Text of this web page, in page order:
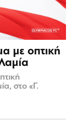
με οπτική
στο «Γ.